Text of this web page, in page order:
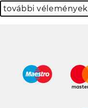
további vélemények